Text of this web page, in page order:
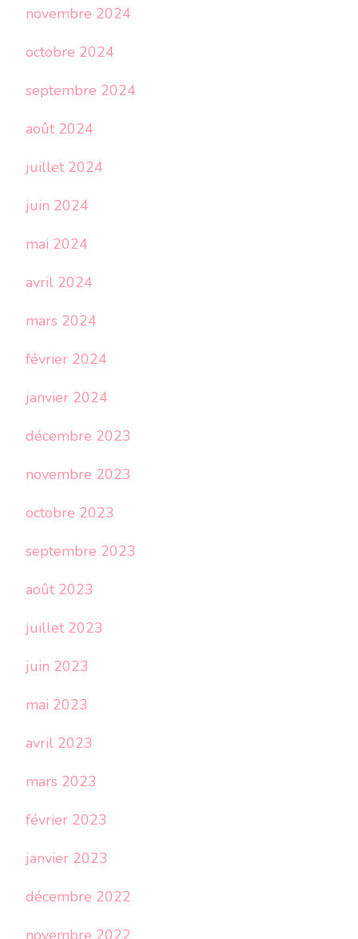
novembre 2024
octobre 2024
septembre 2024
août 2024
juillet 2024
juin 2024
mai 2024
avril 2024
mars 2024
février 2024
janvier 2024
décembre 2023
novembre 2023
octobre 2023
septembre 2023
août 2023
juillet 2023
juin 2023
mai 2023
avril 2023
mars 2023
février 2023
janvier 2023
décembre 2022
novembre 2022